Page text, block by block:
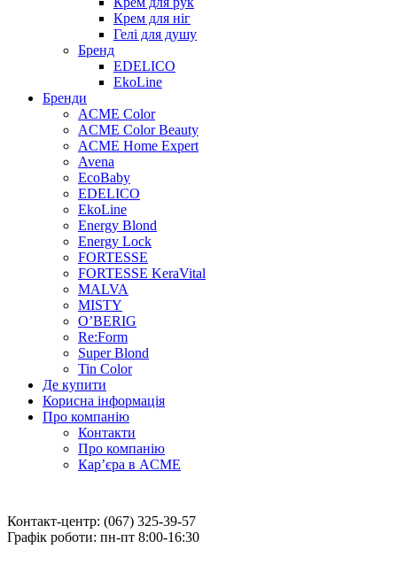
Крем для ніг
Гелі для душу
Бренд
EDELICO
EkoLine
Бренди
ACME Color
ACME Color Beauty
ACME Home Expert
Avena
EcoBaby
EDELICO
EkoLine
Energy Blond
Energy Lock
FORTESSE
FORTESSE KeraVital
MALVA
MISTY
O’BERIG
Re:Form
Super Blond
Tin Color
Де купити
Корисна інформація
Про компанію
Контакти
Про компанію
Кар’єра в ACME
Контакт-центр: (067) 325-39-57
Графік роботи: пн-пт 8:00-16:30